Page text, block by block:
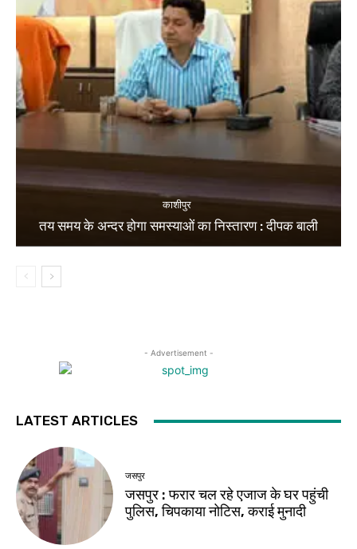
काशीपुर
तय समय के अन्दर होगा समस्याओं का निस्तारण : दीपक बाली
- Advertisement -
LATEST ARTICLES
जसपुर
जसपुर : फरार चल रहे एजाज के घर पहुंची
पुलिस, चिपकाया नोटिस, कराई मुनादी